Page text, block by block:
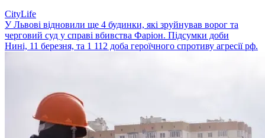
CityLife
У Львові відновили ще 4 будинки, які зруйнував ворог та
черговий суд у справі вбивства Фаріон. Підсумки доби
Нині, 11 березня, та 1 112 доба героїчного спротиву агресії рф.